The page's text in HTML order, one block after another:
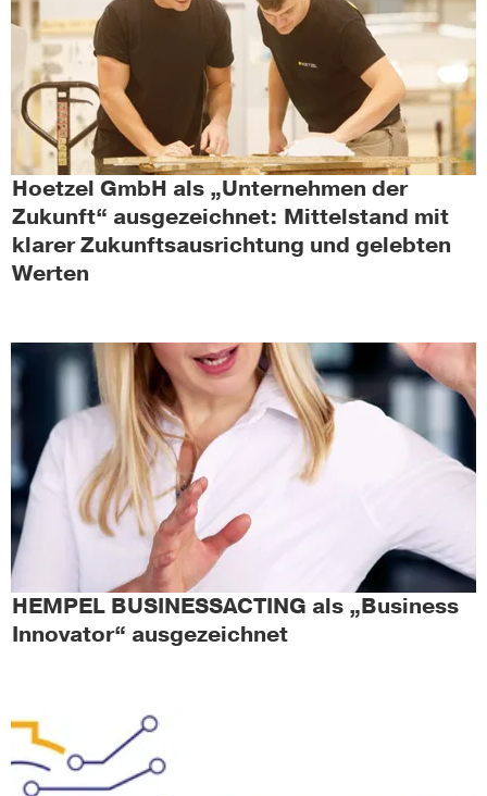
Hoetzel GmbH als „Unternehmen der
Zukunft“ ausgezeichnet: Mittelstand mit
klarer Zukunftsausrichtung und gelebten
Werten
HEMPEL BUSINESSACTING als „Business
Innovator“ ausgezeichnet